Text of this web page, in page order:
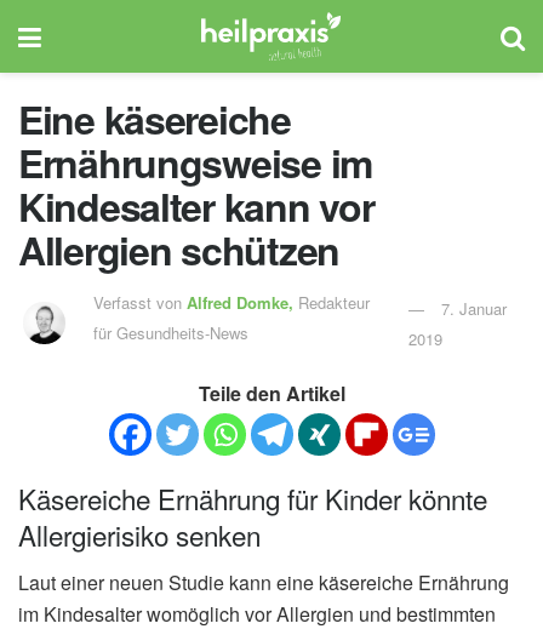
Eine käsereiche
Ernährungsweise im
Kindesalter kann vor
Allergien schützen
Verfasst von Alfred Domke, Redakteur
für Gesundheits-News
7. Januar
2019
Teile den Artikel
Käsereiche Ernährung für Kinder könnte
Allergierisiko senken
Laut einer neuen Studie kann eine käsereiche Ernährung
im Kindesalter womöglich vor Allergien und bestimmten